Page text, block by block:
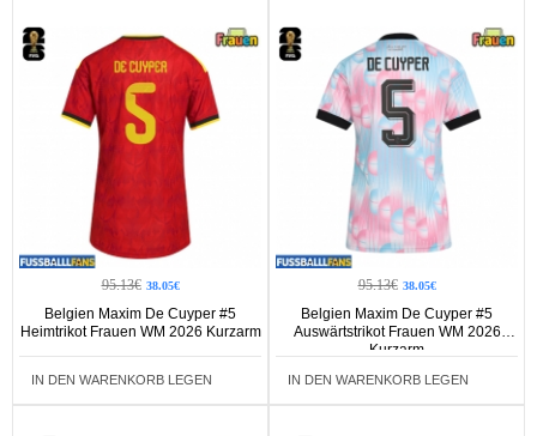
95.13€ 38.05€
Belgien Maxim De Cuyper #5
Heimtrikot Frauen WM 2026 Kurzarm
IN DEN WARENKORB LEGEN
95.13€ 38.05€
Belgien Maxim De Cuyper #5
Auswärtstrikot Frauen WM 2026
Kurzarm
IN DEN WARENKORB LEGEN